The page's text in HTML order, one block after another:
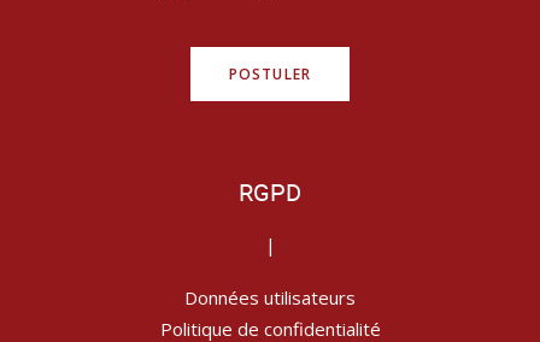
POSTULER
RGPD
|
Données utilisateurs
Politique de confidentialité